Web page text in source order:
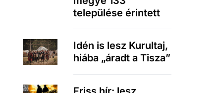
települése érintett
Idén is lesz Kurultaj,
hiába „áradt a Tisza”